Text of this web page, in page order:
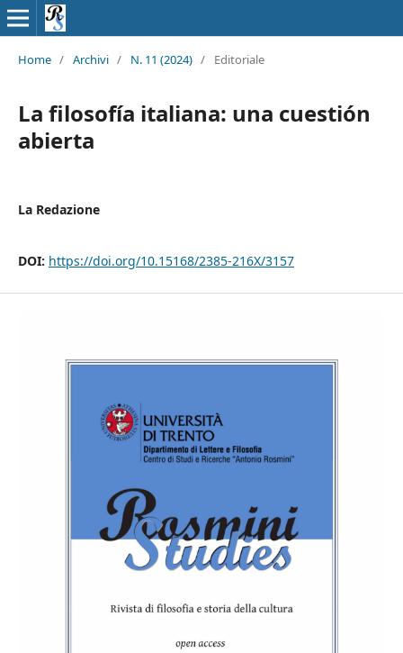
Home / Archivi / N. 11 (2024) / Editoriale
La filosofía italiana: una cuestión
abierta
La Redazione
DOI: https://doi.org/10.15168/2385-216X/3157